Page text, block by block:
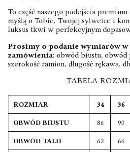
To część naszego podejścia
myślą o Tobie, Twojej sylwetce i
luksus tkwi w perfekcyjnym
Prosimy o podanie wymiarów w
zamówienia: obwód biustu, obwód
szerokość ramion, długość rękawa,
TABELA
ROZMIAR 34 36
OBWÓD BIUSTU 86 90
OBWÓD TALII 62 66